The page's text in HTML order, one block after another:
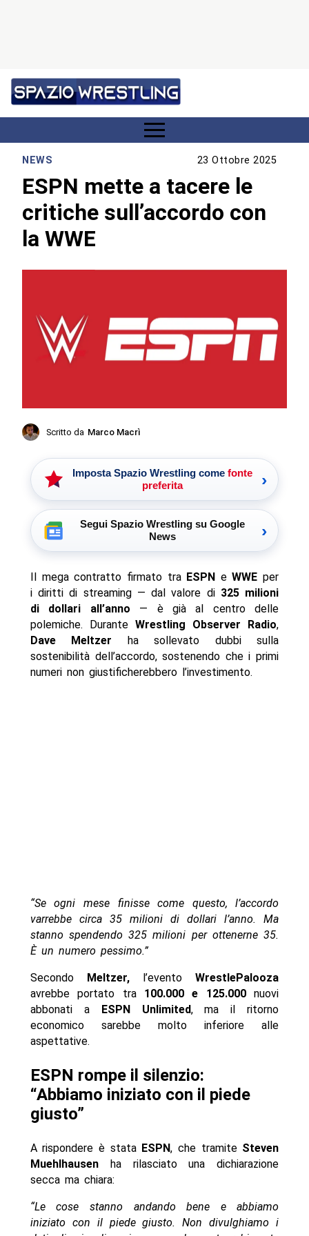
NEWS 23 Ottobre 2025
ESPN mette a tacere le
critiche sull’accordo con
la WWE
Scritto da Marco Macrì
Imposta Spazio Wrestling come fonte
preferita
›
Segui Spazio Wrestling su Google
News
›
Il mega contratto firmato tra ESPN eWWE per
i diritti di streaming — dal valore di 325 milioni
di dollari all’anno — è già al centro delle
polemiche. Durante Wrestling Observer Radio,
Dave Meltzer ha sollevato dubbi sulla
sostenibilità dell’accordo, sostenendo che i primi
numeri non giustificherebbero l’investimento.
“Se ogni mese finisse come questo, l’accordo
varrebbe circa 35 milioni di dollari l’anno. Ma
stanno spendendo 325 milioni per ottenerne 35.
È un numero pessimo.”
Secondo Meltzer,l’eventoWrestlePalooza
avrebbe portato tra 100.000 e 125.000nuovi
abbonati a
ESPN Unlimited, ma il ritorno
economico sarebbe molto inferiore alle
aspettative.
ESPN rompe il silenzio:
“Abbiamo iniziato con il piede
giusto”
A rispondere è stata ESPN, che tramite Steven
Muehlhausenha rilasciato una dichiarazione
secca ma chiara:
“Le cose stanno andando bene e abbiamo
iniziato con il piede giusto. Non divulghiamo i